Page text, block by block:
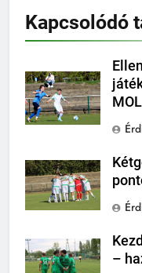
Kapcsolódó
–